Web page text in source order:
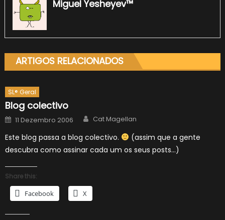
Miguel Yesheyev™
ARTIGOS RELACIONADOS
SL® Geral
Blog colectivo
Posted
on
11 Dezembro 2006 Author
Cat Magellan
Este blog passa a blog colectivo.
(assim que a gente
descubra como assinar cada um os seus posts…)
Share this:
Facebook X